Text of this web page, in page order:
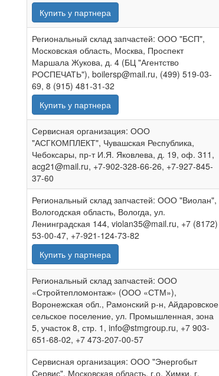
Купить у партнера
Региональный склад запчастей: ООО "БСП",
Московская область, Москва, Проспект
Маршала Жукова, д. 4 (БЦ "Агентство
РОСПЕЧАТЬ"), boilersp@mail.ru, (499) 519-03-
69, 8 (915) 481-31-32
Купить у партнера
Сервисная организация: ООО
"АСГКОМПЛЕКТ", Чувашская Республика,
Чебоксары, пр-т И.Я. Яковлева, д. 19, оф. 311,
acg21@mail.ru, +7-902-328-66-26, +7-927-845-
37-60
Региональный склад запчастей: ООО "Виолан",
Вологодская область, Вологда, ул.
Ленинградская 144, violan35@mail.ru, +7 (8172)
53-00-47, +7-921-124-73-82
Купить у партнера
Региональный склад запчастей: ООО
«Стройтепломонтаж» (ООО «СТМ»),
Воронежская обл., Рамонский р-н, Айдаровское
сельское поселение, ул. Промышленная, зона
5, участок 8, стр. 1, info@stmgroup.ru, +7 903-
651-68-02, +7 473-207-00-57
Сервисная организация: ООО "Энергобыт
Сервис", Московская область, г.о. Химки, г.